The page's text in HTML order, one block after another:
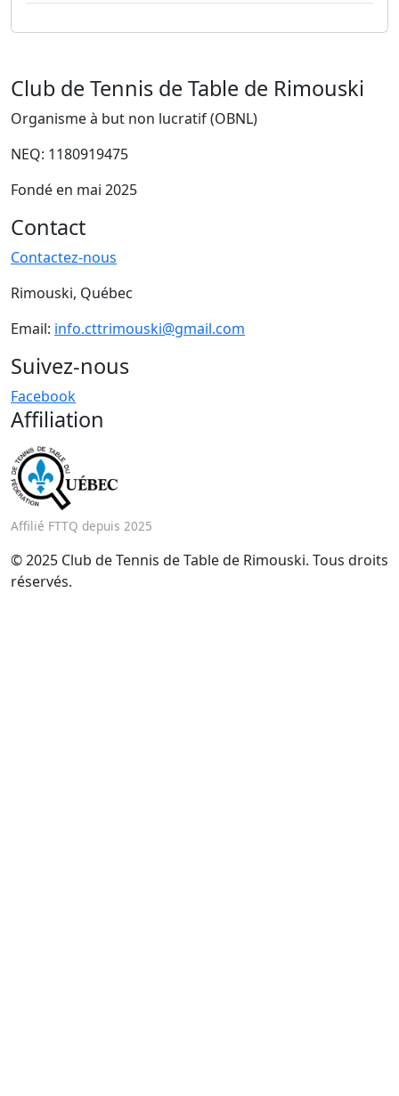
Club de Tennis de Table de Rimouski
Organisme à but non lucratif (OBNL)
NEQ: 1180919475
Fondé en mai 2025
Contact
Contactez-nous
Rimouski, Québec
Email: info.cttrimouski@gmail.com
Suivez-nous
Facebook
Affiliation
Affilié FTTQ depuis 2025
© 2025 Club de Tennis de Table de Rimouski. Tous droits
réservés.